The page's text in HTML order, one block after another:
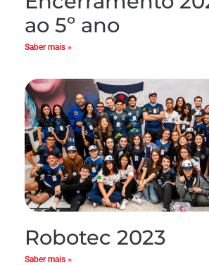
ao 5º ano
Saber mais »
Robotec 2023
Saber mais »